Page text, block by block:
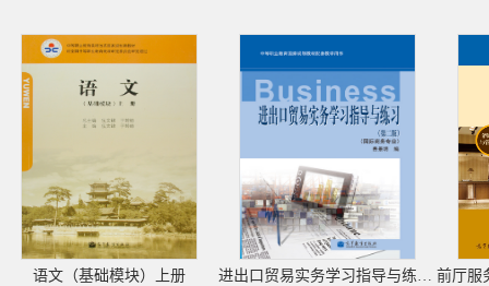
语文（基础模块）上册
进出口贸易实务学习指导与练习（第二版）（附光盘）